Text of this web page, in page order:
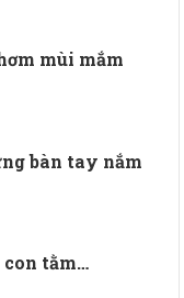
mùi mắm
bàn tay nắm
con tằm…